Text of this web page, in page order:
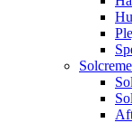
Solcreme